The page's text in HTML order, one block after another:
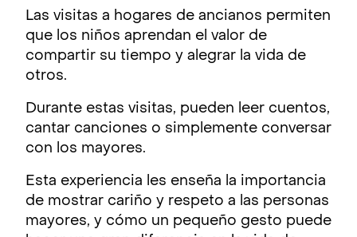
Las visitas a hogares de ancianos permiten
que los niños aprendan el valor de
compartir su tiempo y alegrar la vida de
otros.
Durante estas visitas, pueden leer cuentos,
cantar canciones o simplemente conversar
con los mayores.
Esta experiencia les enseña la importancia
de mostrar cariño y respeto a las personas
mayores, y cómo un pequeño gesto puede